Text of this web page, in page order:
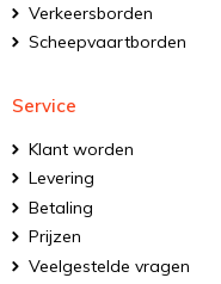
Verkeersborden
Scheepvaartborden
Service
Klant worden
Levering
Betaling
Prijzen
Veelgestelde vragen